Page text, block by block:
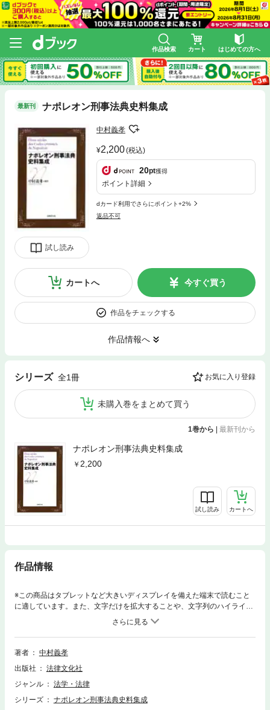
作品検索 カート はじめての方へ
最新刊 ナポレオン刑事法典史料集成
試し読み
中村義孝
2,200(税込)
20pt獲得
ポイント詳細
dカード利用でさらにポイント+2%
返品不可
カートへ 今すぐ買う
作品をチェックする
作品情報へ
シリーズ 全1冊 お気に入り登録
未購入巻をまとめて買う
1巻から | 最新刊から
ナポレオン刑事法典史料集成
2,200
試し読み カートへ
作品情報
※この商品はタブレットなど大きいディスプレイを備えた端末で読むこと
に適しています。また、文字だけを拡大することや、文字列のハイライ
ト、検索、辞書の参照、引用などの機能が使用できません。わが国の近代
刑事立法にも影響を与えたとされるナポレオン刑事訴訟法典・刑法典の翻
訳書。刑事訴訟法は制定時そのままの条文を、刑法では制定以降およそ２
世紀にわたる条文の変遷を訳出した、史料的価値の高い一冊。
著者
中村義孝
出版社
法律文化社
ジャンル
法学・法律
シリーズ
ナポレオン刑事法典史料集成